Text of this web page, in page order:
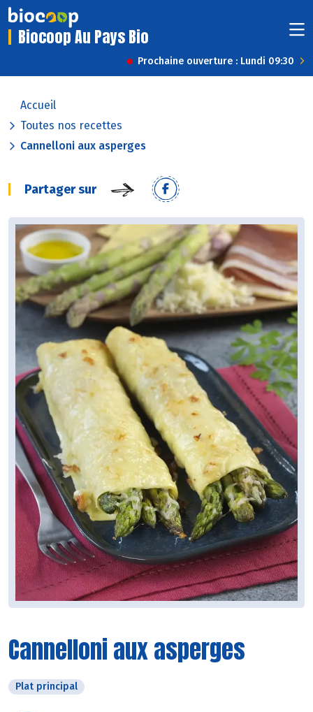
Biocoop Au Pays Bio
Prochaine ouverture : Lundi 09:30
Accueil
Toutes nos recettes
Cannelloni aux asperges
Partager sur
Cannelloni aux asperges
Plat principal